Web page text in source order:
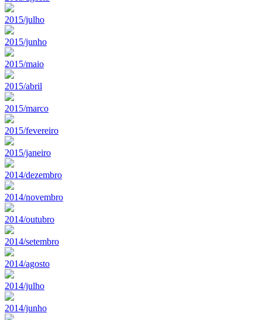
2015/julho
2015/junho
2015/maio
2015/abril
2015/marco
2015/fevereiro
2015/janeiro
2014/dezembro
2014/novembro
2014/outubro
2014/setembro
2014/agosto
2014/julho
2014/junho